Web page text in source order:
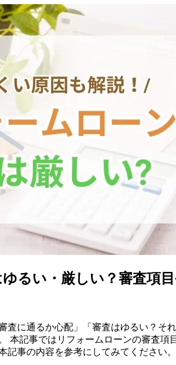
るい・厳しい？審査項
査に通るか心配」「審査はゆるい？
本記事ではリフォームローンの審査
記事の内容を参考にしてみてください。